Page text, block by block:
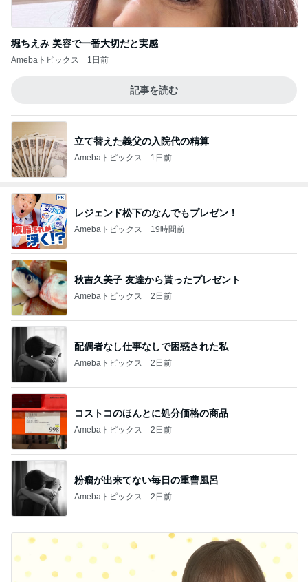
堀ちえみ 美容で一番大切だと実感
Amebaトピックス 1日前
記事を読む
立て替えた義父の入院代の精算
Amebaトピックス 1日前
レジェンド松下のなんでもプレゼン！
Amebaトピックス 19時間前
秋吉久美子 友達から貰ったプレゼント
Amebaトピックス 2日前
配偶者なし仕事なしで困惑された私
Amebaトピックス 2日前
コストコのほんとに処分価格の商品
Amebaトピックス 2日前
粉瘤が出来てない毎日の重曹風呂
Amebaトピックス 2日前